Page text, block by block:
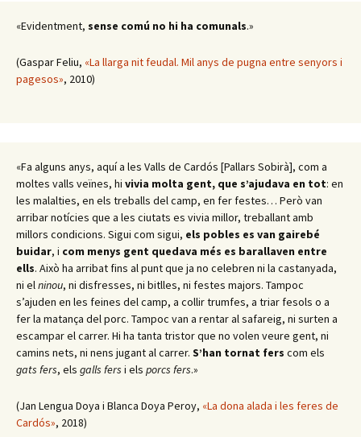
«Evidentment, sense comú no hi ha comunals.»
(Gaspar Feliu, «La llarga nit feudal. Mil anys de pugna entre senyors i
pagesos», 2010)
«Fa alguns anys, aquí a les Valls de Cardós [Pallars Sobirà], com a
moltes valls veïnes, hi vivia molta gent, que s’ajudava en tot: en
les malalties, en els treballs del camp, en fer festes… Però van
arribar notícies que a les ciutats es vivia millor, treballant amb
millors condicions. Sigui com sigui, els pobles es van gairebé
buidar, i com menys gent quedava més es barallaven entre
ells. Això ha arribat fins al punt que ja no celebren ni la castanyada,
ni elninou, ni disfresses, ni bitlles, ni festes majors. Tampoc
s’ajuden en les feines del camp, a collir trumfes, a triar fesols o a
fer la matança del porc. Tampoc van a rentar al safareig, ni surten a
escampar el carrer. Hi ha tanta tristor que no volen veure gent, ni
camins nets, ni nens jugant al carrer. S’han tornat fers com els
gats fers, els galls fers i els porcs fers.»
(Jan Lengua Doya i Blanca Doya Peroy, «La dona alada i les feres de
Cardós», 2018)